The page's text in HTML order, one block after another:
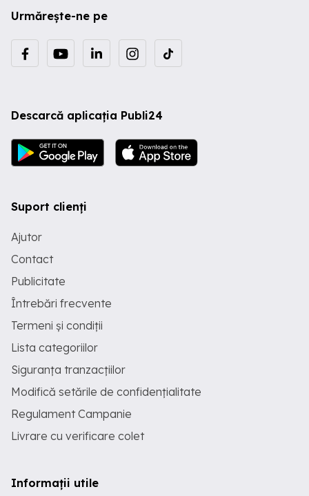
Urmărește-ne pe
Descarcă aplicația Publi24
Suport clienți
Ajutor
Contact
Publicitate
Întrebări frecvente
Termeni și condiții
Lista categoriilor
Siguranța tranzacțiilor
Modifică setările de confidențialitate
Regulament Campanie
Livrare cu verificare colet
Informații utile